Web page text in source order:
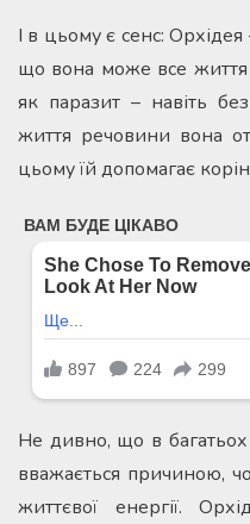
І в цьому є сенс:
що вона може все життя
як паразит – навіть
життя речовини вона
цьому їй допомагає
Не дивно, що в багатьох
вважається причиною,
життєвої енергії.